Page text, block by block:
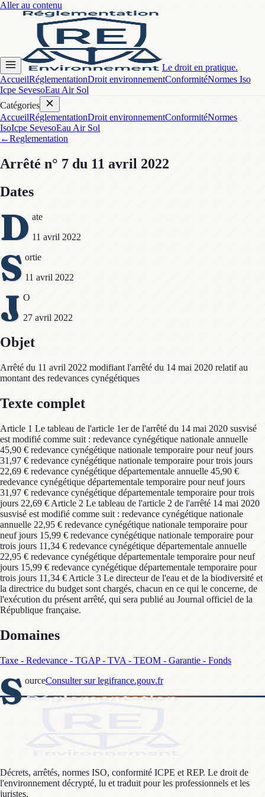
Aller au contenu
Le droit en pratique.
AccueilRéglementationDroit environnementConformitéNormes Iso
Icpe SevesoEau Air Sol
Catégories
AccueilRéglementationDroit environnementConformitéNormes
IsoIcpe SevesoEau Air Sol
←Reglementation
Arrêté n° 7 du 11 avril 2022
Dates
D ate
11 avril 2022
S ortie
11 avril 2022
J O
27 avril 2022
Objet
Arrêté du 11 avril 2022 modifiant l'arrêté du 14 mai 2020 relatif au
montant des redevances cynégétiques
Texte complet
Article 1 Le tableau de l'article 1er de l'arrêté du 14 mai 2020 susvisé
est modifié comme suit : redevance cynégétique nationale annuelle
45,90 € redevance cynégétique nationale temporaire pour neuf jours
31,97 € redevance cynégétique nationale temporaire pour trois jours
22,69 € redevance cynégétique départementale annuelle 45,90 €
redevance cynégétique départementale temporaire pour neuf jours
31,97 € redevance cynégétique départementale temporaire pour trois
jours 22,69 € Article 2 Le tableau de l'article 2 de l'arrêté 14 mai 2020
susvisé est modifié comme suit : redevance cynégétique nationale
annuelle 22,95 € redevance cynégétique nationale temporaire pour
neuf jours 15,99 € redevance cynégétique nationale temporaire pour
trois jours 11,34 € redevance cynégétique départementale annuelle
22,95 € redevance cynégétique départementale temporaire pour neuf
jours 15,99 € redevance cynégétique départementale temporaire pour
trois jours 11,34 € Article 3 Le directeur de l'eau et de la biodiversité et
la directrice du budget sont chargés, chacun en ce qui le concerne, de
l'exécution du présent arrêté, qui sera publié au Journal officiel de la
République française.
Domaines
Taxe - Redevance - TGAP - TVA - TEOM - Garantie - Fonds
S ourceConsulter sur legifrance.gouv.fr
Décrets, arrêtés, normes ISO, conformité ICPE et REP. Le droit de
l'environnement décrypté, lu et traduit pour les professionnels et les
juristes.